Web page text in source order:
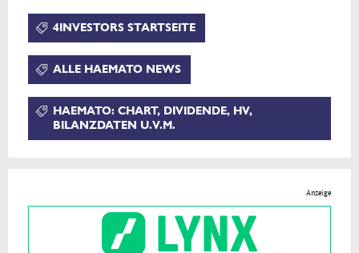
4INVESTORS STARTSEITE
ALLE HAEMATO NEWS
HAEMATO: CHART, DIVIDENDE, HV,
BILANZDATEN U.V.M.
Anzeige